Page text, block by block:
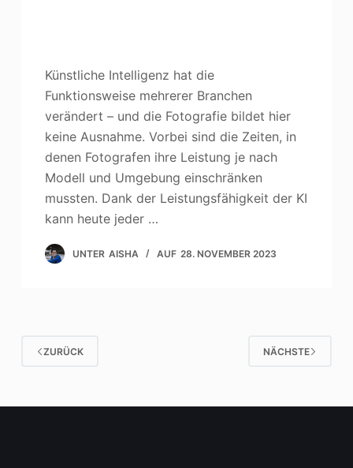
Künstliche Intelligenz hat die
Funktionsweise mehrerer Branchen
verändert – und die Fotografie bildet hier
keine Ausnahme. Vorbei sind die Zeiten, in
denen Fotografen ihre Leistung je nach
Modell und Umgebung einschränken
mussten. Dank der Leistungsfähigkeit der KI
kann heute jeder …
UNTER AISHA AUF 28. NOVEMBER 2023
ZURÜCK NÄCHSTE